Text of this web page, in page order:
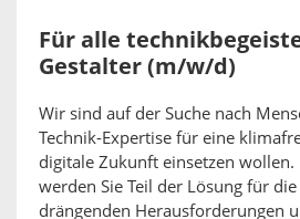
Für alle
Gestalter (m/w/d)
Wir sind auf der Suche nach
Technik-Expertise für eine
digitale Zukunft einsetzen wollen.
werden Sie Teil der Lösung für
drängenden Herausforderungen